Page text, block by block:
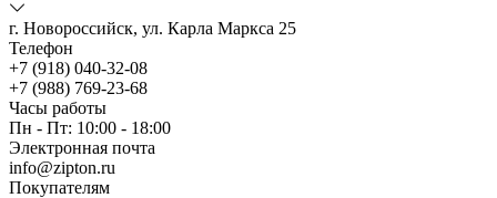
г. Новороссийск, ул. Карла Маркса 25
Телефон
+7 (918) 040-32-08
+7 (988) 769-23-68
Часы работы
Пн - Пт: 10:00 - 18:00
Электронная почта
info@zipton.ru
Покупателям